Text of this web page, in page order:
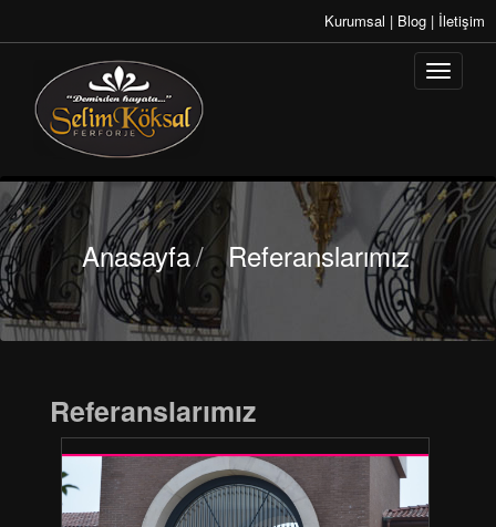
Kurumsal | Blog | İletişim
Anasayfa/ Referanslarımız
Referanslarımız